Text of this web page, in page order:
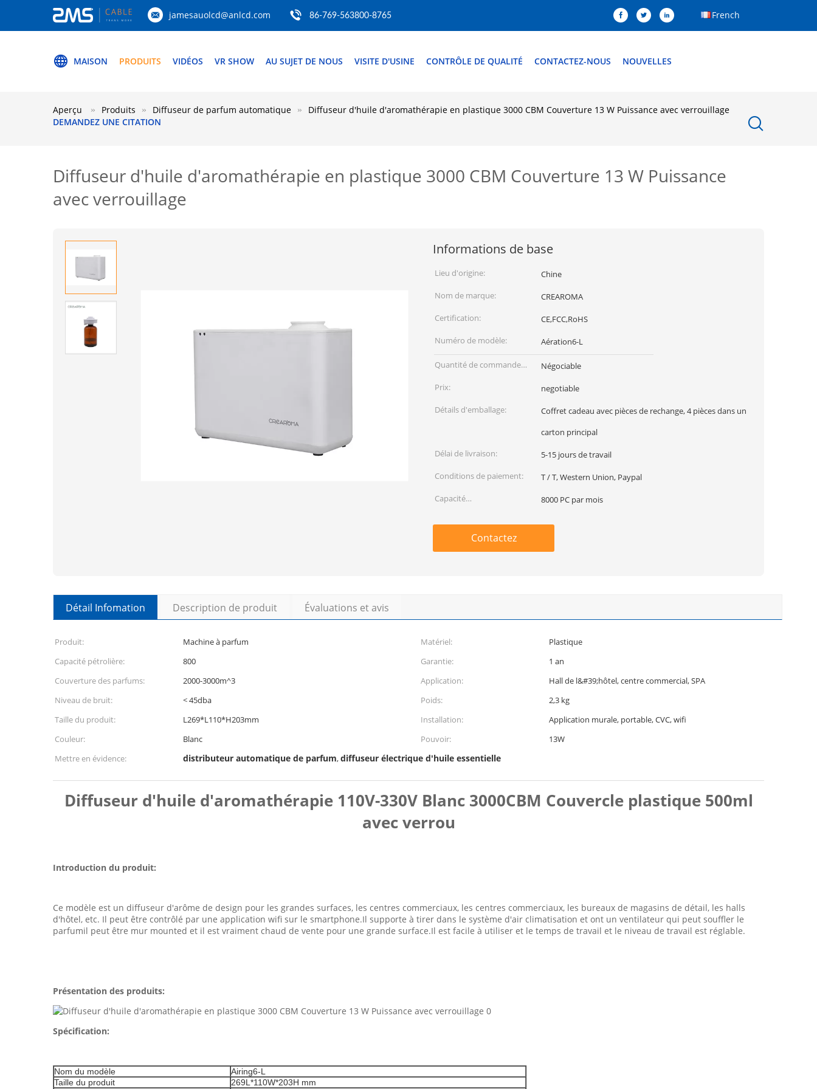
jamesauolcd@anlcd.com 86-769-563800-8765 French
MAISON PRODUITS VIDÉOS VR SHOW AU SUJET DE NOUS VISITE D'USINE CONTRÔLE DE QUALITÉ CONTACTEZ-NOUS NOUVELLES
DEMANDEZ UNE CITATION
Aperçu Produits Diffuseur de parfum automatique Diffuseur d'huile d'aromathérapie en plastique 3000 CBM Couverture 13 W Puissance avec verrouillage
Diffuseur d'huile d'aromathérapie en plastique 3000 CBM Couverture 13 W Puissance
avec verrouillage
Informations de base
Lieu d'origine:
Chine
Nom de marque:
CREAROMA
Certification:
CE,FCC,RoHS
Numéro de modèle:
Aération6-L
Quantité de commande
min:
Négociable
Prix:
negotiable
Détails d'emballage:
Coffret cadeau avec pièces de rechange, 4 pièces dans un
carton principal
Délai de livraison:
5-15 jours de travail
Conditions de paiement:
T / T, Western Union, Paypal
Capacité
8000 PC par mois
Contactez
Détail Infomation Description de produit Évaluations et avis
Produit: Machine à parfum Matériel:
Plastique
Capacité pétrolière:
800 Garantie:
1 an
Couverture des parfums:
2000-3000m^3 Application:
Hall de l&#39;hôtel, centre commercial, SPA
Niveau de bruit:
< 45dba Poids:
2,3 kg
Taille du produit:
L269*L110*H203mm Installation:
Application murale, portable, CVC, wifi
Couleur:
Blanc Pouvoir:
13W
Mettre en évidence:
distributeur automatique de parfum,diffuseur électrique d'huile essentielle
Diffuseur d'huile d'aromathérapie 110V-330V Blanc 3000CBM Couvercle plastique 500ml
avec verrou
Introduction du produit:
Ce modèle est un diffuseur d'arôme de design pour les grandes surfaces, les centres commerciaux, les centres commerciaux, les bureaux de magasins de détail, les halls
d'hôtel, etc. Il peut être contrôlé par une application wifi sur le smartphone.Il supporte à tirer dans le système d'air climatisation et ont un ventilateur qui peut souffler le
parfumil peut être mur mounted et il est vraiment chaud de vente pour une grande surface.Il est facile à utiliser et le temps de travail et le niveau de travail est réglable.
Présentation des produits:
Spécification:
Nom du modèle
Airing6-L
Taille du produit
269L*110W*203H mm